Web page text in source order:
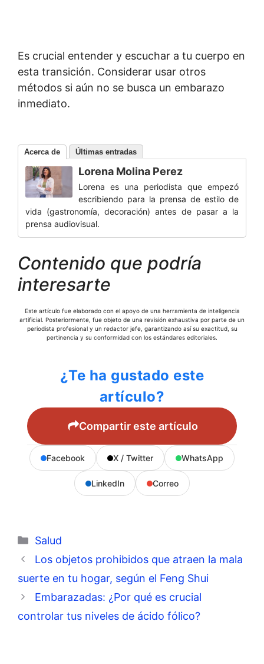
Es crucial entender y escuchar a tu cuerpo en
esta transición. Considerar usar otros
métodos si aún no se busca un embarazo
inmediato.
Acerca de Últimas entradas
Lorena Molina Perez
Lorena es una periodista que empezó
escribiendo para la prensa de estilo de
vida (gastronomía, decoración) antes de pasar a la
prensa audiovisual.
Contenido que podría
interesarte
Este artículo fue elaborado con el apoyo de una herramienta de inteligencia
artificial. Posteriormente, fue objeto de una revisión exhaustiva por parte de un
periodista profesional y un redactor jefe, garantizando así su exactitud, su
pertinencia y su conformidad con los estándares editoriales.
¿Te ha gustado este
artículo?
Compartir este artículo
Facebook X / Twitter WhatsApp
LinkedIn Correo
Categorías
Salud
Los objetos prohibidos que atraen la mala
suerte en tu hogar, según el Feng Shui
Embarazadas: ¿Por qué es crucial
controlar tus niveles de ácido fólico?